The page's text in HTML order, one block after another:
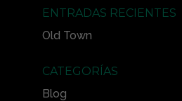
ENTRADAS RECIENTES
Old Town
CATEGORÍAS
Blog